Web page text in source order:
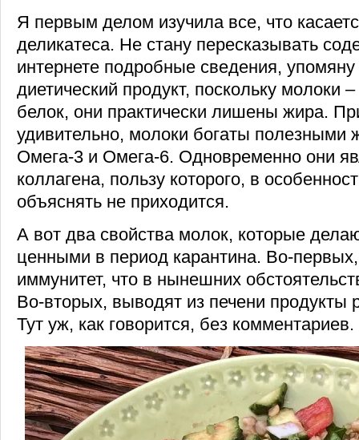
Я первым делом изучила все, что
деликатеса. Не стану пересказывать
интернете подробные сведения,
диетический продукт, поскольку молоки
белок, они практически лишены жира.
удивительно, молоки богаты полезными
Омега-3 и Омега-6. Одновременно они
коллагена, пользу которого, в
объяснять не приходится.
А вот два свойства молок, которые
ценными в период карантина. Во-
иммунитет, что в нынешних
Во-вторых, выводят из печени продукты
Тут уж, как говорится, без комментариев.